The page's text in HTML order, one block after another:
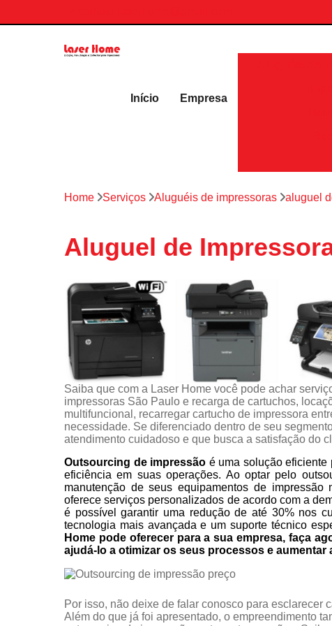
Início Empresa
Home Serviços Aluguéis de impressoras aluguel
Aluguel de
Saiba que com a Laser Home você pode achar
impressoras São Paulo e recarga de cartuchos,
multifuncional, recarregar cartucho de impressora
necessidade. Se diferenciado dentro de seu
atendimento cuidadoso e que busca a satisfação do
Outsourcing de impressão é uma solução eficiente
eficiência em suas operações. Ao optar pelo
manutenção de seus equipamentos de
oferece serviços personalizados de acordo com a
é possível garantir uma redução de até 30% nos
tecnologia mais avançada e um suporte técnico
Home pode oferecer para a sua empresa, faça
ajudá-lo a otimizar os seus processos e
Por isso, não deixe de falar conosco para esclarecer
Além do que já foi apresentado, o empreendimento